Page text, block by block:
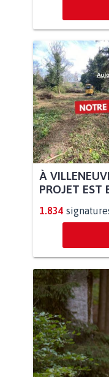
À
PROJET EST
1.834